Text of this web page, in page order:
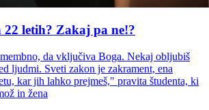
letih? Zakaj pa ne!?
da vključiva Boga. Nekaj obljubiš
ljudmi. Sveti zakon je zakrament, ena
kar jih lahko prejmeš," pravita študenta, ki
in žena